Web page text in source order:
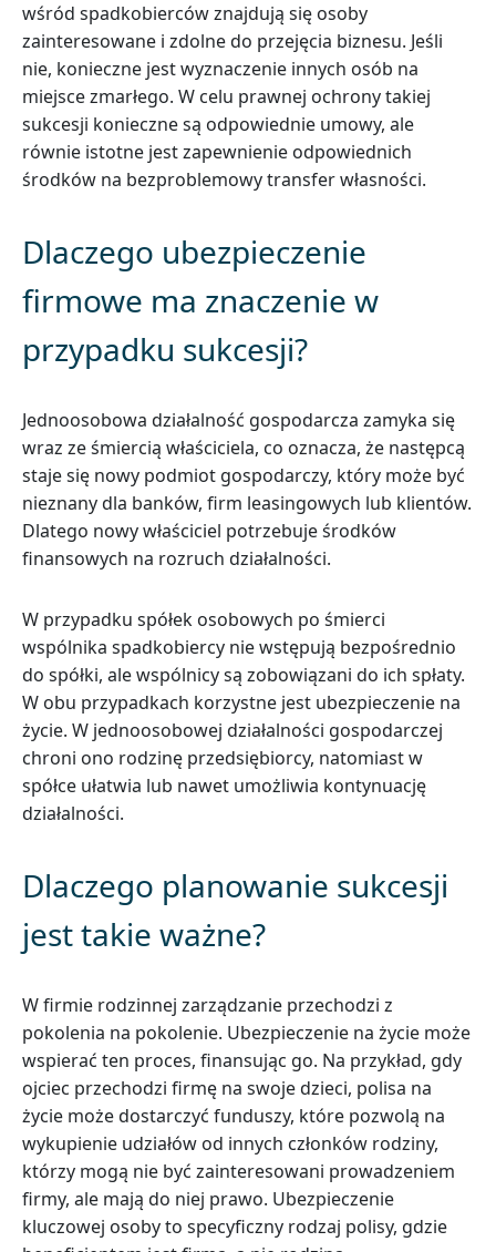
wśród spadkobierców znajdują się osoby
zainteresowane i zdolne do przejęcia biznesu. Jeśli
nie, konieczne jest wyznaczenie innych osób na
miejsce zmarłego. W celu prawnej ochrony takiej
sukcesji konieczne są odpowiednie umowy, ale
równie istotne jest zapewnienie odpowiednich
środków na bezproblemowy transfer własności.
Dlaczego ubezpieczenie
firmowe ma znaczenie w
przypadku sukcesji?
Jednoosobowa działalność gospodarcza zamyka się
wraz ze śmiercią właściciela, co oznacza, że następcą
staje się nowy podmiot gospodarczy, który może być
nieznany dla banków, firm leasingowych lub klientów.
Dlatego nowy właściciel potrzebuje środków
finansowych na rozruch działalności.
W przypadku spółek osobowych po śmierci
wspólnika spadkobiercy nie wstępują bezpośrednio
do spółki, ale wspólnicy są zobowiązani do ich spłaty.
W obu przypadkach korzystne jest ubezpieczenie na
życie. W jednoosobowej działalności gospodarczej
chroni ono rodzinę przedsiębiorcy, natomiast w
spółce ułatwia lub nawet umożliwia kontynuację
działalności.
Dlaczego planowanie sukcesji
jest takie ważne?
W firmie rodzinnej zarządzanie przechodzi z
pokolenia na pokolenie. Ubezpieczenie na życie może
wspierać ten proces, finansując go. Na przykład, gdy
ojciec przechodzi firmę na swoje dzieci, polisa na
życie może dostarczyć funduszy, które pozwolą na
wykupienie udziałów od innych członków rodziny,
którzy mogą nie być zainteresowani prowadzeniem
firmy, ale mają do niej prawo. Ubezpieczenie
kluczowej osoby to specyficzny rodzaj polisy, gdzie